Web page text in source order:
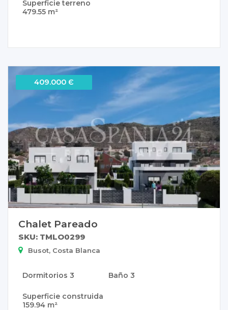
Superficie terreno
479.55 m²
409.000 Є
Chalet Pareado
SKU: TMLO0299
Busot, Costa Blanca
Dormitorios 3 Baño3
Superficie construida
159.94 m²